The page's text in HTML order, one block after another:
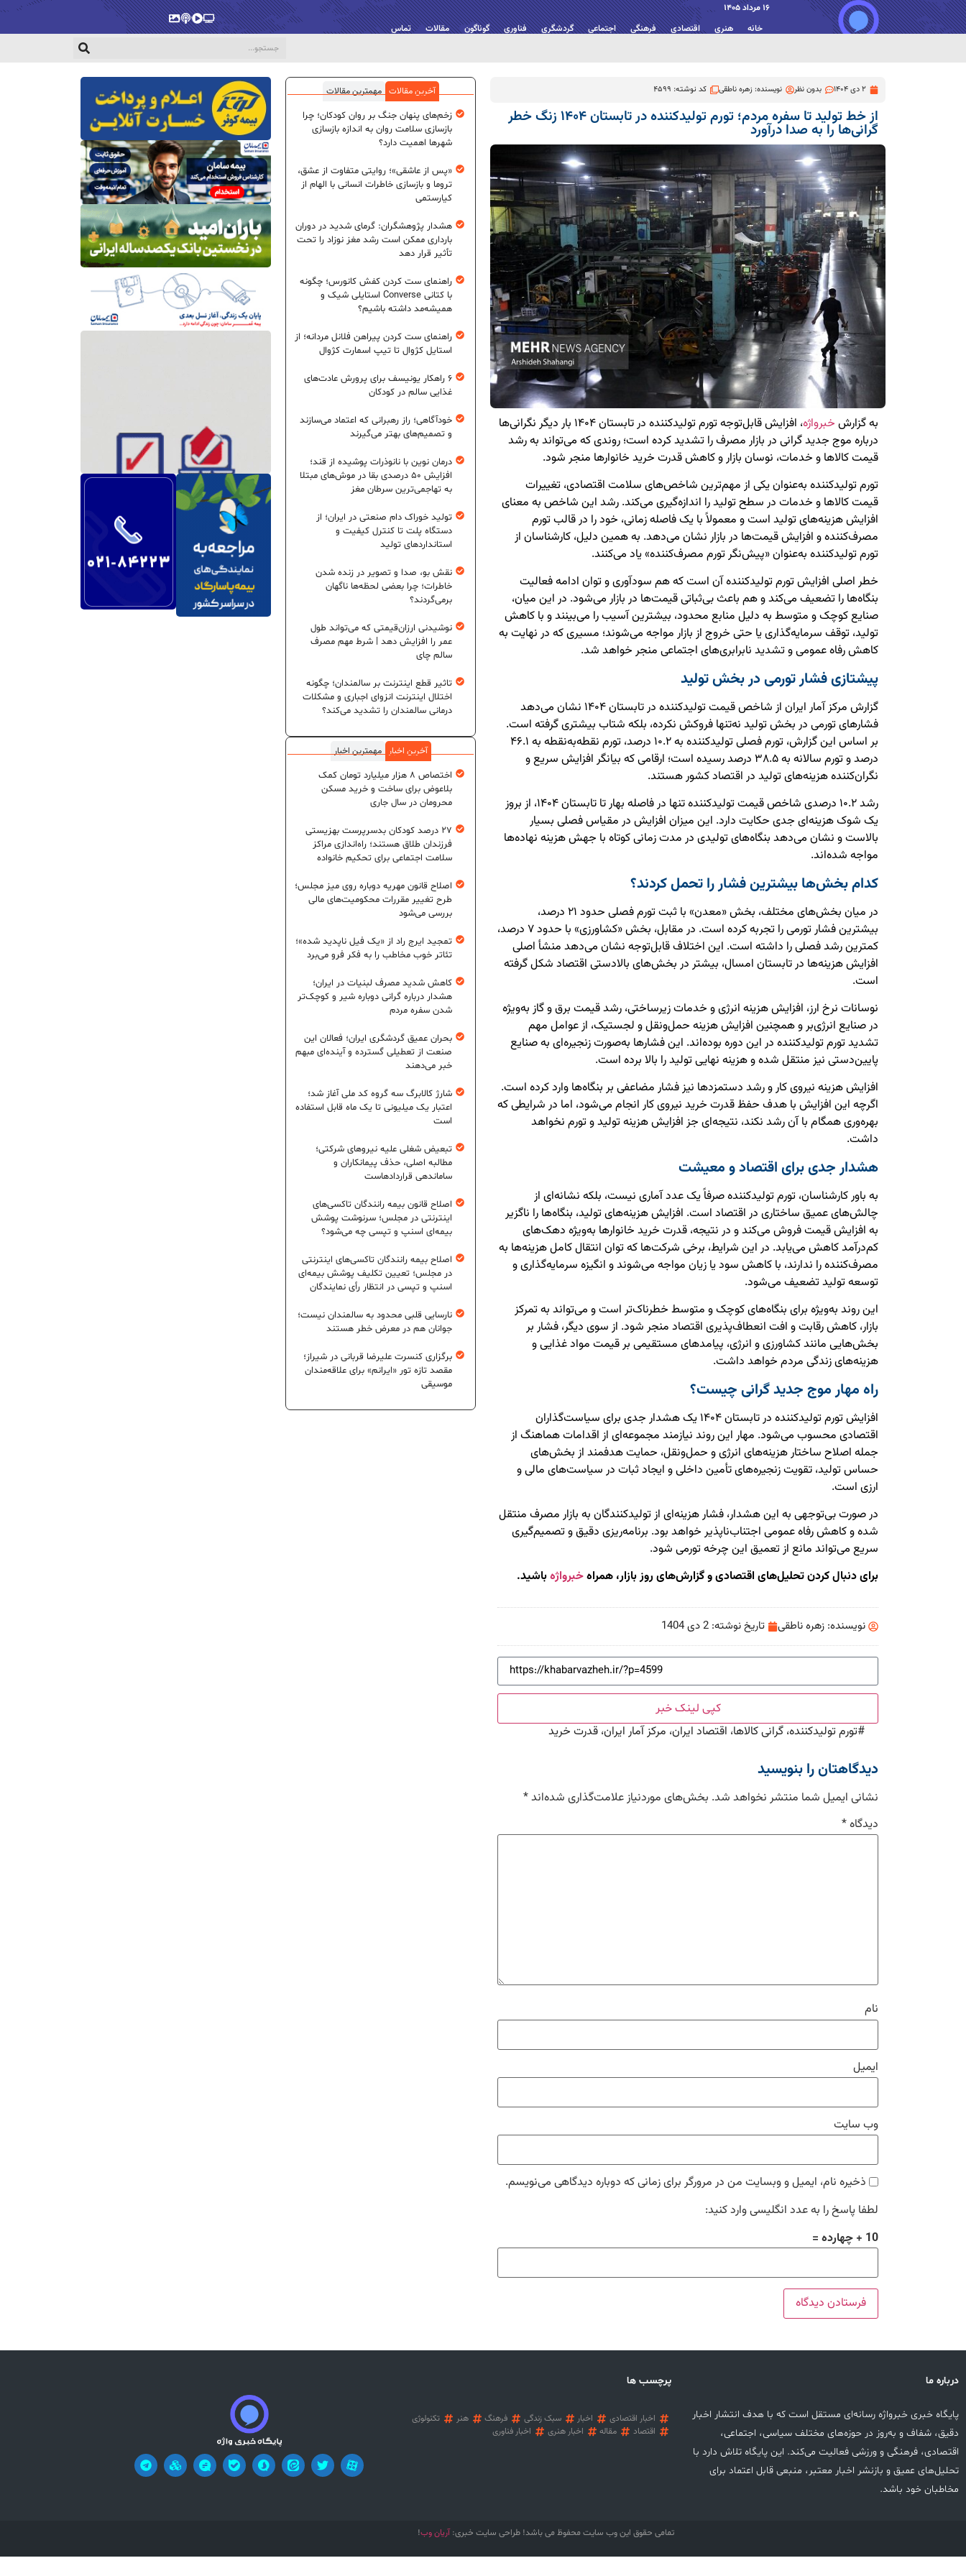
16 مرداد 1405
خانه هنری اقتصادی فرهنگی اجتماعی گردشگری فناوری گوناگون مقالات تماس
پخش‌زندهویدیو
پادکستگالری
2 دی 1404 بدون نظر نویسنده:زهره ناطقی کد نوشته: 4599
از خط تولید تا سفره مردم؛ تورم تولیدکننده در تابستان ۱۴۰۴ زنگ خطر
گرانی‌ها را به صدا درآورد
به گزارش خبرواژه
، افزایش قابل‌توجه تورم تولیدکننده در تابستان ۱۴۰۴ بار دیگر نگرانی‌ها
درباره موج جدید گرانی در بازار مصرف را تشدید کرده است؛ روندی که می‌تواند به رشد
قیمت کالاها و خدمات، نوسان بازار و کاهش قدرت خرید خانوارها منجر شود.
تورم تولیدکننده به‌عنوان یکی از مهم‌ترین شاخص‌های سلامت اقتصادی، تغییرات
قیمت کالاها و خدمات در سطح تولید را اندازه‌گیری می‌کند. رشد این شاخص به معنای
افزایش هزینه‌های تولید است و معمولاً با یک فاصله زمانی، خود را در قالب تورم
مصرف‌کننده و افزایش قیمت‌ها در بازار نشان می‌دهد. به همین دلیل، کارشناسان از
تورم تولیدکننده به‌عنوان «پیش‌نگر تورم مصرف‌کننده» یاد می‌کنند.
خطر اصلی افزایش تورم تولیدکننده آن است که هم سودآوری و توان ادامه فعالیت
بنگاه‌ها را تضعیف می‌کند و هم باعث بی‌ثباتی قیمت‌ها در بازار می‌شود. در این میان،
صنایع کوچک و متوسط به دلیل منابع محدود، بیشترین آسیب را می‌بینند و با کاهش
تولید، توقف سرمایه‌گذاری یا حتی خروج از بازار مواجه می‌شوند؛ مسیری که در نهایت به
کاهش رفاه عمومی و تشدید نابرابری‌های اجتماعی منجر خواهد شد.
پیشتازی فشار تورمی در بخش تولید
گزارش مرکز آمار ایران از شاخص قیمت تولیدکننده در تابستان ۱۴۰۴ نشان می‌دهد
فشارهای تورمی در بخش تولید نه‌تنها فروکش نکرده، بلکه شتاب بیشتری گرفته است.
بر اساس این گزارش، تورم فصلی تولیدکننده به ۱۰.۲ درصد، تورم نقطه‌به‌نقطه به ۴۶.۱
درصد و تورم سالانه به ۳۸.۵ درصد رسیده است؛ ارقامی که بیانگر افزایش سریع و
نگران‌کننده هزینه‌های تولید در اقتصاد کشور هستند.
رشد ۱۰.۲ درصدی شاخص قیمت تولیدکننده تنها در فاصله بهار تا تابستان ۱۴۰۴، از بروز
یک شوک هزینه‌ای جدی حکایت دارد. این میزان افزایش در مقیاس فصلی بسیار
بالاست و نشان می‌دهد بنگاه‌های تولیدی در مدت زمانی کوتاه با جهش هزینه نهاده‌ها
مواجه شده‌اند.
کدام بخش‌ها بیشترین فشار را تحمل کردند؟
در میان بخش‌های مختلف، بخش «معدن» با ثبت تورم فصلی حدود ۲۱ درصد،
بیشترین فشار تورمی را تجربه کرده است. در مقابل، بخش «کشاورزی» با حدود ۷ درصد،
کمترین رشد فصلی را داشته است. این اختلاف قابل‌توجه نشان می‌دهد منشأ اصلی
افزایش هزینه‌ها در تابستان امسال، بیشتر در بخش‌های بالادستی اقتصاد شکل گرفته
است.
نوسانات نرخ ارز، افزایش هزینه انرژی و خدمات زیرساختی، رشد قیمت برق و گاز به‌ویژه
در صنایع انرژی‌بر و همچنین افزایش هزینه حمل‌ونقل و لجستیک، از عوامل مهم
تشدید تورم تولیدکننده در این دوره بوده‌اند. این فشارها به‌صورت زنجیره‌ای به صنایع
پایین‌دستی نیز منتقل شده و هزینه نهایی تولید را بالا برده است.
افزایش هزینه نیروی کار و رشد دستمزدها نیز فشار مضاعفی بر بنگاه‌ها وارد کرده است.
اگرچه این افزایش با هدف حفظ قدرت خرید نیروی کار انجام می‌شود، اما در شرایطی که
بهره‌وری همگام با آن رشد نکند، نتیجه‌ای جز افزایش هزینه تولید و تورم نخواهد
داشت.
هشدار جدی برای اقتصاد و معیشت
به باور کارشناسان، تورم تولیدکننده صرفاً یک عدد آماری نیست، بلکه نشانه‌ای از
چالش‌های عمیق ساختاری در اقتصاد است. افزایش هزینه‌های تولید، بنگاه‌ها را ناگزیر
به افزایش قیمت فروش می‌کند و در نتیجه، قدرت خرید خانوارها به‌ویژه دهک‌های
کم‌درآمد کاهش می‌یابد. در این شرایط، برخی شرکت‌ها که توان انتقال کامل هزینه‌ها به
مصرف‌کننده را ندارند، با کاهش سود یا زیان مواجه می‌شوند و انگیزه سرمایه‌گذاری و
توسعه تولید تضعیف می‌شود.
این روند به‌ویژه برای بنگاه‌های کوچک و متوسط خطرناک‌تر است و می‌تواند به تمرکز
بازار، کاهش رقابت و افت انعطاف‌پذیری اقتصاد منجر شود. از سوی دیگر، فشار بر
بخش‌هایی مانند کشاورزی و انرژی، پیامدهای مستقیمی بر قیمت مواد غذایی و
هزینه‌های زندگی مردم خواهد داشت.
راه مهار موج جدید گرانی چیست؟
افزایش تورم تولیدکننده در تابستان ۱۴۰۴ یک هشدار جدی برای سیاست‌گذاران
اقتصادی محسوب می‌شود. مهار این روند نیازمند مجموعه‌ای از اقدامات هماهنگ از
جمله اصلاح ساختار هزینه‌های انرژی و حمل‌ونقل، حمایت هدفمند از بخش‌های
حساس تولید، تقویت زنجیره‌های تأمین داخلی و ایجاد ثبات در سیاست‌های مالی و
ارزی است.
در صورت بی‌توجهی به این هشدار، فشار هزینه‌ای از تولیدکنندگان به بازار مصرف منتقل
شده و کاهش رفاه عمومی اجتناب‌ناپذیر خواهد بود. برنامه‌ریزی دقیق و تصمیم‌گیری
سریع می‌تواند مانع از تعمیق این چرخه تورمی شود.
برای دنبال کردن تحلیل‌های اقتصادی و گزارش‌های روز بازار، همراهخبرواژهباشید.
نویسنده: زهره ناطقی تاریخ نوشته: 2 دی 1404
کپی لینک خبر
#تورم تولیدکننده، گرانی کالاها، اقتصاد ایران، مرکز آمار ایران، قدرت خرید
دیدگاهتان را بنویسید
نشانی ایمیل شما منتشر نخواهد شد. بخش‌های موردنیاز علامت‌گذاری شده‌اند*
دیدگاه*
نام
ایمیل
وب‌ سایت
ذخیره نام، ایمیل و وبسایت من در مرورگر برای زمانی که دوباره دیدگاهی می‌نویسم.
لطفا پاسخ را به عدد انگلیسی وارد کنید:
10 + چهارده =
آخرین مقالات مهمترین مقالات
زخم‌های پنهان جنگ بر روان کودکان؛ چرا
بازسازی سلامت روان به اندازه بازسازی
شهرها اهمیت دارد؟
«پس از عاشقی»؛ روایتی متفاوت از عشق،
تروما و بازسازی خاطرات انسانی با الهام از
کیارستمی
هشدار پژوهشگران: گرمای شدید در دوران
بارداری ممکن است رشد مغز نوزاد را تحت
تأثیر قرار دهد
راهنمای ست کردن کفش کانورس؛ چگونه
با کتانی Converse استایلی شیک و
همیشه‌مد داشته باشیم؟
راهنمای ست کردن پیراهن فلانل مردانه؛ از
استایل کژوال تا تیپ اسمارت کژوال
۶ راهکار یونیسف برای پرورش عادت‌های
غذایی سالم در کودکان
خودآگاهی؛ راز رهبرانی که اعتماد می‌سازند
و تصمیم‌های بهتر می‌گیرند
درمان نوین با نانوذرات پوشیده از قند؛
افزایش ۵۰ درصدی بقا در موش‌های مبتلا
به تهاجمی‌ترین سرطان مغز
تولید خوراک دام صنعتی در ایران؛ از
دستگاه پلت تا کنترل کیفیت و
استانداردهای تولید
نقش بو، صدا و تصویر در زنده شدن
خاطرات؛ چرا بعضی لحظه‌ها ناگهان
برمی‌گردند؟
نوشیدنی ارزان‌قیمتی که می‌تواند طول
عمر را افزایش دهد | شرط مهم مصرف
سالم چای
تاثیر قطع اینترنت بر سالمندان؛ چگونه
اختلال اینترنت انزوای اجباری و مشکلات
درمانی سالمندان را تشدید می‌کند؟
آخرین اخبار
مهمترین اخبار
اختصاص ۸ هزار میلیارد تومان کمک
بلاعوض برای ساخت و خرید مسکن
محرومان در سال جاری
۲۷ درصد کودکان بدسرپرست بهزیستی
فرزندان طلاق هستند؛ راه‌اندازی مراکز
سلامت اجتماعی برای تحکیم خانواده
اصلاح قانون مهریه دوباره روی میز مجلس؛
طرح تغییر مقررات محکومیت‌های مالی
بررسی می‌شود
تمجید ایرج راد از «یک فیل ناپدید شده»؛
تئاتر خوب مخاطب را به فکر فرو می‌برد
کاهش شدید مصرف لبنیات در ایران؛
هشدار درباره گرانی دوباره شیر و کوچک‌تر
شدن سفره مردم
بحران عمیق گردشگری ایران؛ فعالان این
صنعت از تعطیلی گسترده و آینده‌ای مبهم
خبر می‌دهند
شارژ کالابرگ سه گروه کد ملی آغاز شد؛
اعتبار یک میلیونی تا یک ماه قابل استفاده
است
تبعیض شغلی علیه نیروهای شرکتی؛
مطالبه اصلی، حذف پیمانکاران و
ساماندهی قراردادهاست
اصلاح قانون بیمه رانندگان تاکسی‌های
اینترنتی در مجلس؛ سرنوشت پوشش
بیمه‌ای اسنپ و تپسی چه می‌شود؟
اصلاح بیمه رانندگان تاکسی‌های اینترنتی
در مجلس؛ تعیین تکلیف پوشش بیمه‌ای
اسنپ و تپسی در انتظار رأی نمایندگان
نارسایی قلبی محدود به سالمندان نیست؛
جوانان هم در معرض خطر هستند
برگزاری کنسرت علیرضا قربانی در شیراز؛
مقصد تازه تور «ایرانم» برای علاقه‌مندان
موسیقی
درباره ما
پایگاه خبری خبرواژه رسانه‌ای مستقل است که با هدف انتشار اخبار
دقیق، شفاف و به‌روز در حوزه‌های مختلف سیاسی، اجتماعی،
اقتصادی، فرهنگی و ورزشی فعالیت می‌کند. این پایگاه تلاش دارد با
تحلیل‌های عمیق و بازنشر اخبار معتبر، منبعی قابل اعتماد برای
مخاطبان خود باشد.
پرچسب ها
اخبار اقتصادی اخبار سبک زندگی فرهنگ هنر
تکنولوژی
اقتصاد
مقاله اخبار هنری اخبار فناوری
تمامی حقوق این وب سایت محفوظ می باشد! طراحی سایت خبری:آریان وب!